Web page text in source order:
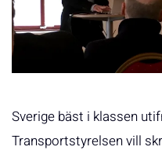
Sverige bäst i klassen
Transportstyrelsen vill